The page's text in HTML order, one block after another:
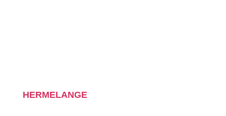
HERMELANGE